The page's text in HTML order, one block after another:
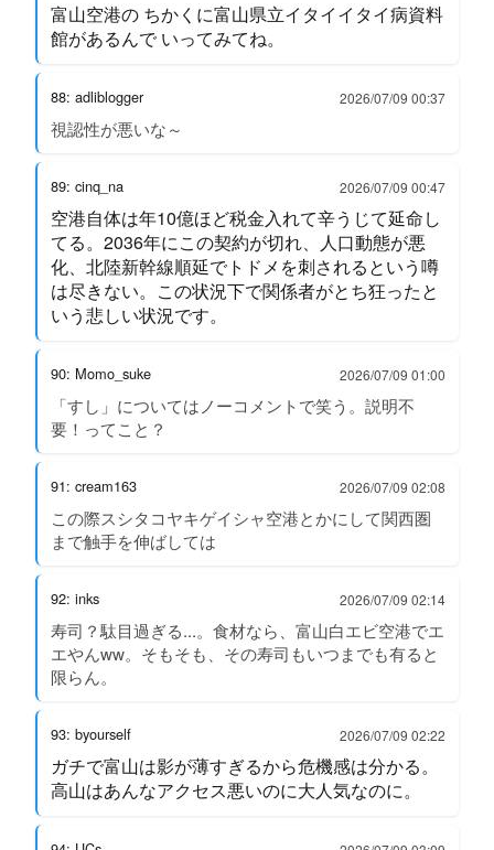
富山空港の ちかくに富山県立イタイイタイ病資料
館があるんで いってみてね。
88: adliblogger 2026/07/09 00:37
視認性が悪いな～
89: cinq_na 2026/07/09 00:47
空港自体は年10億ほど税金入れて辛うじて延命し
てる。2036年にこの契約が切れ、人口動態が悪
化、北陸新幹線順延でトドメを刺されるという噂
は尽きない。この状況下で関係者がとち狂ったと
いう悲しい状況です。
90: Momo_suke 2026/07/09 01:00
「すし」についてはノーコメントで笑う。説明不
要！ってこと？
91: cream163 2026/07/09 02:08
この際スシタコヤキゲイシャ空港とかにして関西圏
まで触手を伸ばしては
92: inks 2026/07/09 02:14
寿司？駄目過ぎる...。食材なら、富山白エビ空港でエ
エやんww。そもそも、その寿司もいつまでも有ると
限らん。
93: byourself 2026/07/09 02:22
ガチで富山は影が薄すぎるから危機感は分かる。
高山はあんなアクセス悪いのに大人気なのに。